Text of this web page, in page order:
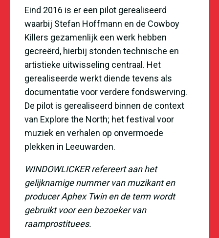
Eind 2016 is er een pilot gerealiseerd
waarbij Stefan Hoffmann en de Cowboy
Killers gezamenlijk een werk hebben
gecreërd, hierbij stonden technische en
artistieke uitwisseling centraal. Het
gerealiseerde werkt diende tevens als
documentatie voor verdere fondswerving.
De pilot is gerealiseerd binnen de context
van Explore the North; het festival voor
muziek en verhalen op onvermoede
plekken in Leeuwarden.
WINDOWLICKER refereert aan het
gelijknamige nummer van muzikant en
producer Aphex Twin en de term wordt
gebruikt voor een bezoeker van
raamprostituees.